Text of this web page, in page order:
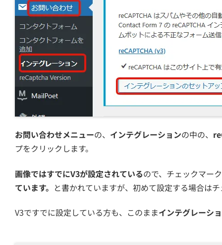
お問い合わせメニューの、 インテグレーションの中の、
プをクリックします。
画像ではすでにV3が設定されているので、チェックマー
ています。 と書かれていますが、初めて設定する場合は
V3ですでに設定している方も、このままインテグレーシ